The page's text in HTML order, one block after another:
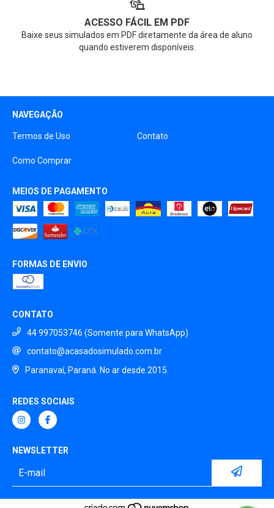
ACESSO FÁCIL EM PDF
Baixe seus simulados em PDF diretamente da área de aluno
quando estiverem disponíveis.
NAVEGAÇÃO
Termos de Uso Contato
Como Comprar
MEIOS DE PAGAMENTO
FORMAS DE ENVIO
CONTATO
44 997053746 (Somente para WhatsApp)
contato@acasadosimulado.com.br
Paranavaí, Paraná. No ar desde 2015.
REDES SOCIAIS
NEWSLETTER